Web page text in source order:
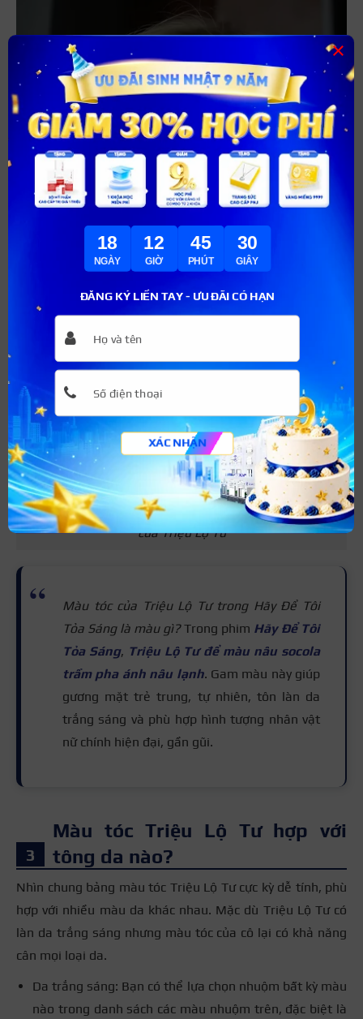
Cá tính, sành điệu với gam màu nhuộm nâu xám khói
của Triệu Lộ Tư
Màu tóc của Triệu Lộ Tư trong Hãy Để Tôi
Tỏa Sáng là màu gì?Trong phim Hãy Để Tôi
Tỏa Sáng, Triệu Lộ Tư để màu nâu socola
trầm pha ánh nâu lạnh. Gam màu này giúp
gương mặt trẻ trung, tự nhiên, tôn làn da
trắng sáng và phù hợp hình tượng nhân vật
nữ chính hiện đại, gần gũi.
Màu tóc Triệu Lộ Tư hợp với
tông da nào?
Nhìn chung bảng màu tóc Triệu Lộ Tư cực kỳ dễ tính, phù
hợp với nhiều màu da khác nhau. Mặc dù Triệu Lộ Tư có
làn da trắng sáng nhưng màu tóc của cô lại có khả năng
cân mọi loại da.
Da trắng sáng: Bạn có thể lựa chọn nhuộm bất kỳ màu
nào trong danh sách các màu nhuộm trên, đặc biệt là
ĐĂNG KÝ LIỀN TAY - ƯU ĐÃI CÓ HẠN
18
NGÀY
12
GIỜ
45
PHÚT
28
GIÂY
×
XÁC NHẬN